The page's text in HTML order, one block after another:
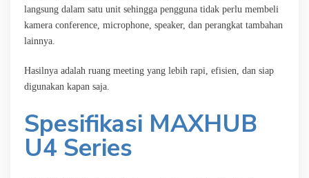
langsung dalam satu unit sehingga pengguna tidak perlu membeli
kamera conference, microphone, speaker, dan perangkat tambahan
lainnya.
Hasilnya adalah ruang meeting yang lebih rapi, efisien, dan siap
digunakan kapan saja.
Spesifikasi MAXHUB
U4 Series